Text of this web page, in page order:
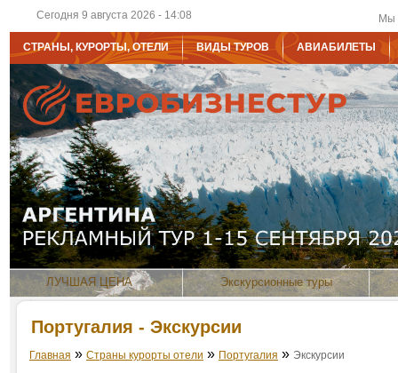
Сегодня 9 августа 2026 - 14:08 Мы
СТРАНЫ, КУРОРТЫ, ОТЕЛИ ВИДЫ ТУРОВ АВИАБИЛЕТЫ
ЛУЧШАЯ ЦЕНА Экскурсионные туры
Португалия - Экскурсии
Главная » Страны курорты отели » Португалия » Экскурсии